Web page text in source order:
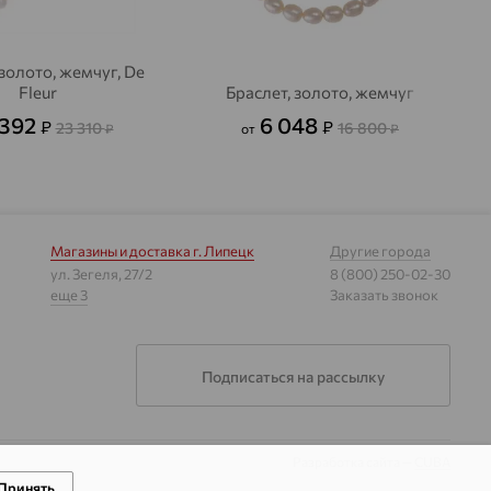
жемчуг, De
Fleur
₽ 23 310₽
Браслет, золото, жемчуг
от 6 048 ₽ 16 800₽
Магазины и доставка г. Липецк
ул. Зегеля, 27/2
еще 3
Другие города
8 (800) 250-02-30
Заказать звонок
Подписаться на рассылку